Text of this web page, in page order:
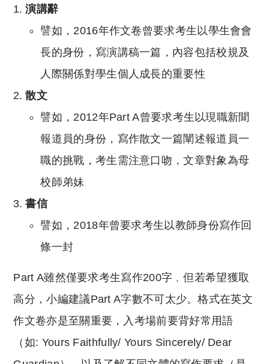
演講辭
譬如，2016年作文卷曾要求考生以學生會會
長的身份，寫演講稿一篇，內容包括校規及
人際關係對學生個人成長的重要性
散文
譬如，2012年Part A曾要求考生以現職新聞
報道員的身份，寫作散文一篇闡述報道員一
職的挑戰，考生需注意口吻，文章對象為母
校師弟妹
書信
譬如，2018年曾要求考生以教師身份寫作回
條一封
Part A雖然僅要求考生寫作200字﹐但若希望獲取
高分，小編建議Part A字數不可太少。格式在英文
作文卷亦是至關重要，入考場前要背好常用語
（如: Yours Faithfully/ Yours Sincerely/ Dear